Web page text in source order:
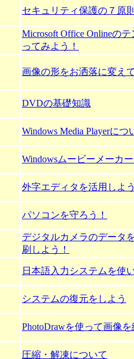
セキュリティ保護の７原則
Microsoft Office Onlineの
ってみよう！
画像の形をお洒落に変え
DVDの基礎知識
Windows Media Playerにつ
Windowsムービーメーカ
外字エディタを活用しよう
パソコンを守ろう！
デジタルカメラのデータ
刷しよう！
日本語入力システムを使
システムの復元をしよう
PhotoDrawを使って画像を
圧縮・解凍について